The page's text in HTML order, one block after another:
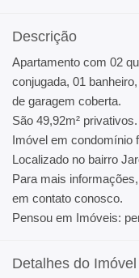
Descrição
Apartamento com 02
conjugada, 01
de garagem coberta.
São 49,92m² privativos.
Imóvel em condomínio
Localizado no bairro
Para mais
em contato conosco.
Pensou em Imóveis:
Detalhes do Imóvel